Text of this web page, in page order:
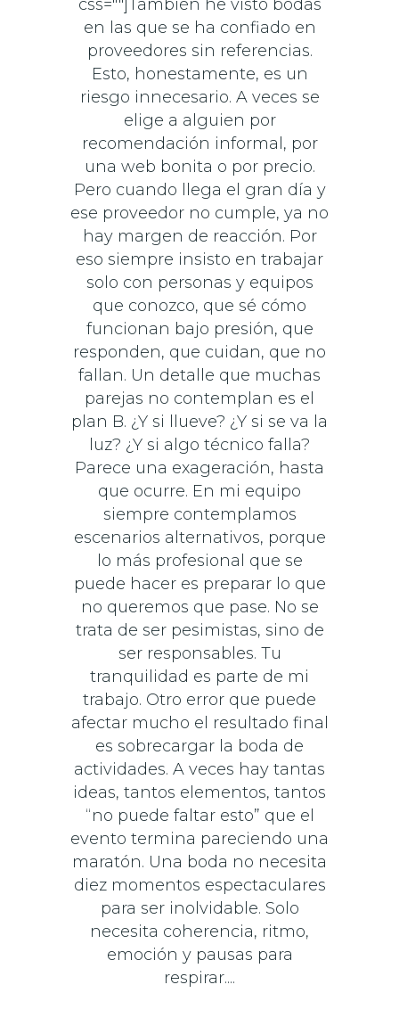
css=""]También he visto bodas
en las que se ha confiado en
proveedores sin referencias.
Esto, honestamente, es un
riesgo innecesario. A veces se
elige a alguien por
recomendación informal, por
una web bonita o por precio.
Pero cuando llega el gran día y
ese proveedor no cumple, ya no
hay margen de reacción. Por
eso siempre insisto en trabajar
solo con personas y equipos
que conozco, que sé cómo
funcionan bajo presión, que
responden, que cuidan, que no
fallan. Un detalle que muchas
parejas no contemplan es el
plan B. ¿Y si llueve? ¿Y si se va la
luz? ¿Y si algo técnico falla?
Parece una exageración, hasta
que ocurre. En mi equipo
siempre contemplamos
escenarios alternativos, porque
lo más profesional que se
puede hacer es preparar lo que
no queremos que pase. No se
trata de ser pesimistas, sino de
ser responsables. Tu
tranquilidad es parte de mi
trabajo. Otro error que puede
afectar mucho el resultado final
es sobrecargar la boda de
actividades. A veces hay tantas
ideas, tantos elementos, tantos
“no puede faltar esto” que el
evento termina pareciendo una
maratón. Una boda no necesita
diez momentos espectaculares
para ser inolvidable. Solo
necesita coherencia, ritmo,
emoción y pausas para
respirar....